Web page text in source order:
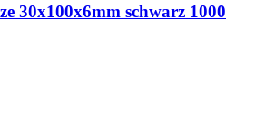
30x100x6mm schwarz 1000